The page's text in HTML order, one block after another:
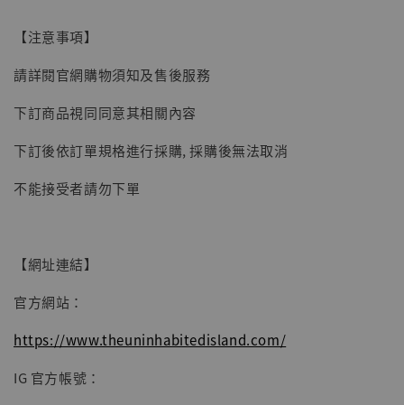
子彈飛 鵝城縣長 張麻子 [BK01]
NT$ 4,980
加入購物車
【注意事項】
請詳閱官網購物須知及售後服務
下訂商品視同同意其相關內容
下訂後依訂單規格進行採購, 採購後無法取消
不能接受者請勿下單
【網址連結】
官方網站：
https://www.theuninhabitedisland.com/
IG 官方帳號：